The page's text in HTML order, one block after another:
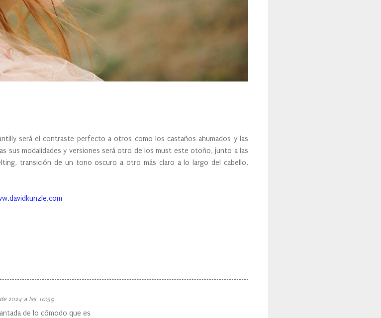
será el contraste perfecto a otros como los castaños ahumados y las
sus modalidades y versiones será otro de los must este otoño, junto a las
transición de un tono oscuro a otro más claro a lo largo del cabello,
2024 a las 10:59
de lo cómodo que es